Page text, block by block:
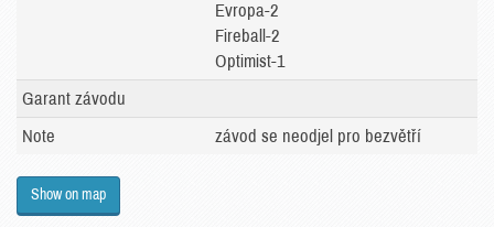
Evropa-2
Fireball-2
Optimist-1
Garant závodu
Note
závod se neodjel pro bezvětří
Show on map